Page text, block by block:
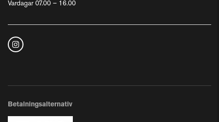
Vardagar 07.00 – 16.00
Betalningsalternativ